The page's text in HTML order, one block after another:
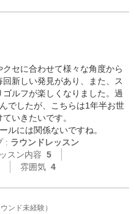
セに合わせて様々な角度から
新しい発見があり、また、ス
ルフが楽しくなりました。過
でしたが、こちらは1年半お世
いきたいです。
には関係ないですね。
: ラウンドレッスン
スン内容 5
雰囲気 4
ンド未経験）